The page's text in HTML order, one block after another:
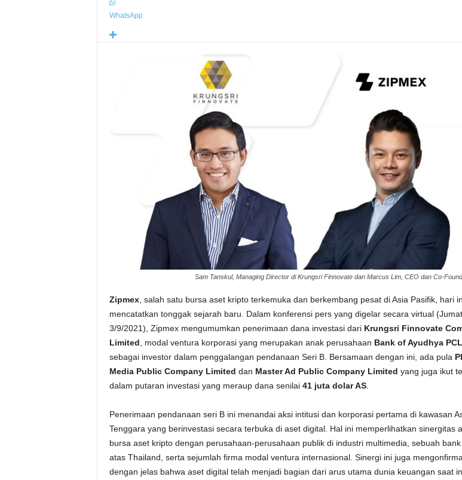
WhatsApp
Sam Tanskul, Managing Director di Krungsri Finnovate dan Marcus Lim, CEO dan Co-
Zipmex, salah satu bursa aset kripto terkemuka dan berkembang pesat di Asia Pasifik, hari
mencatatkan tonggak sejarah baru. Dalam konferensi pers yang digelar secara virtual (Jumat,
3/9/2021), Zipmex mengumumkan penerimaan dana investasi dari Krungsri Finnovate
Limited , modal ventura korporasi yang merupakan anak perusahaan Bank of Ayudhya PCL
sebagai investor dalam penggalangan pendanaan Seri B. Bersamaan dengan ini, ada pula
Media Public Company Limited dan Master Ad Public Company Limited yang juga ikut
dalam putaran investasi yang meraup dana senilai 41 juta dolar AS.
Penerimaan pendanaan seri B ini menandai aksi intitusi dan korporasi pertama di kawasan
Tenggara yang berinvestasi secara terbuka di aset digital. Hal ini memperlihatkan sinergitas
bursa aset kripto dengan perusahaan-perusahaan publik di industri multimedia, sebuah
atas Thailand, serta sejumlah firma modal ventura internasional. Sinergi ini juga
dengan jelas bahwa aset digital telah menjadi bagian dari arus utama dunia keuangan saat